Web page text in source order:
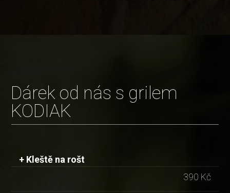
Dárek od nás s grilem
KODIAK
+ Kleště na rošt
390 Kč